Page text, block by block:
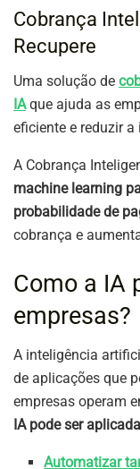
Cobrança
Recupere
Uma solução de
IA que ajuda as
eficiente e reduzir
A Cobrança
machine learning
probabilidade de
cobrança e
Como a IA
empresas?
A inteligência
de aplicações que
empresas operam
IA pode ser
Automatizar